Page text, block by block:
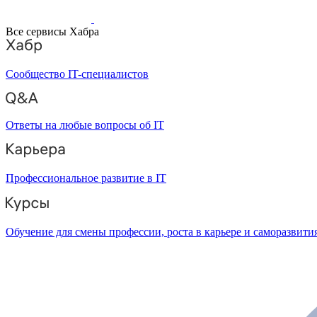
Все сервисы Хабра
Сообщество IT-специалистов
Ответы на любые вопросы об IT
Профессиональное развитие в IT
Обучение для смены профессии, роста в карьере и